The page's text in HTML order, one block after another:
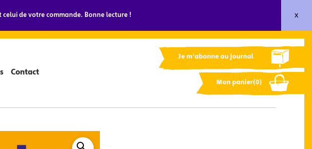
de votre commande. Bonne lecture ! x
Je m'abonne au journal
Mon panier(0)
Contact